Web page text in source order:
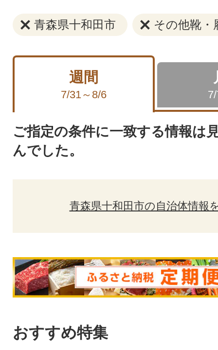
青森県十和田市 その他靴・
週間
7/31～8/6
ご指定の条件に一致する情報は
んでした。
青森県十和田市の自治体情報
おすすめ特集